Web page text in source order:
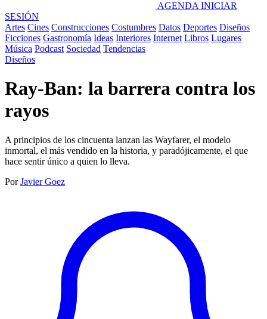
AGENDA INICIAR
SESIÓN
Artes Cines Construcciones Costumbres Datos Deportes Diseños
Ficciones Gastronomía Ideas Interiores Internet Libros Lugares
Música Podcast Sociedad Tendencias
Diseños
Ray-Ban: la barrera contra los
rayos
A principios de los cincuenta lanzan las Wayfarer, el modelo
inmortal, el más vendido en la historia, y paradójicamente, el que
hace sentir único a quien lo lleva.
Por Javier Goez